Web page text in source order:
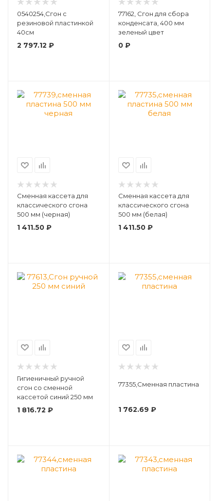
0540254,Сгон с
резиновой пластинкой
40см
2 797.12 ₽
77162, Сгон для сбора
конденсата, 400 мм
зеленый цвет
0₽
Сменная кассета для
классического сгона
500 мм (черная)
1 411.50 ₽
Сменная кассета для
классического сгона
500 мм (белая)
1 411.50₽
Гигиеничный ручной
сгон со сменной
кассетой синий 250 мм
1 816.72 ₽
77355,Сменная пластина
1 762.69 ₽